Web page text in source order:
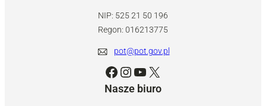
NIP: 525 21 50 196
Regon: 016213775
pot@pot.gov.pl
Facebook Instagram YouTube X
Nasze biuro